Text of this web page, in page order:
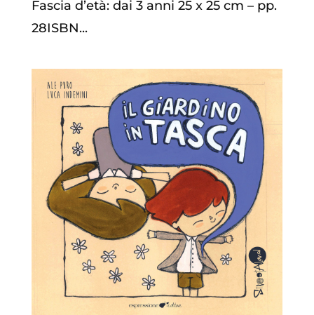
Fascia d’età: dai 3 anni 25 x 25 cm – pp.
28ISBN...